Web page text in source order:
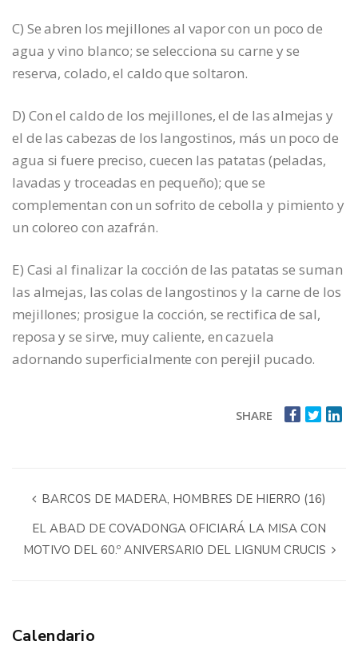
C) Se abren los mejillones al vapor con un poco de
agua y vino blanco; se selecciona su carne y se
reserva, colado, el caldo que soltaron.
D) Con el caldo de los mejillones, el de las almejas y
el de las cabezas de los langostinos, más un poco de
agua si fuere preciso, cuecen las patatas (peladas,
lavadas y troceadas en pequeño); que se
complementan con un sofrito de cebolla y pimiento y
un coloreo con azafrán.
E) Casi al finalizar la cocción de las patatas se suman
las almejas, las colas de langostinos y la carne de los
mejillones; prosigue la cocción, se rectifica de sal,
reposa y se sirve, muy caliente, en cazuela
adornando superficialmente con perejil pucado.
SHARE
BARCOS DE MADERA, HOMBRES DE HIERRO (16)
EL ABAD DE COVADONGA OFICIARÁ LA MISA CON
MOTIVO DEL 60.º ANIVERSARIO DEL LIGNUM CRUCIS
Calendario